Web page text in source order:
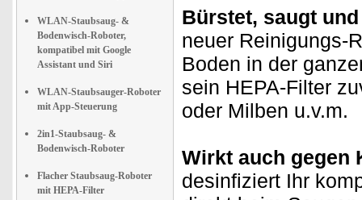
WLAN-Staubsaug- &
Bodenwisch-Roboter,
kompatibel mit Google
Assistant und Siri
WLAN-Staubsauger-Roboter
mit App-Steuerung
2in1-Staubsaug- &
Bodenwisch-Roboter
Flacher Staubsaug-Roboter
mit HEPA-Filter
Bürstet, saugt
neuer Reinigungs-
Boden in der
sein HEPA-Filter
oder Milben u.v.m.
Wirkt auch gegen
desinfiziert Ihr